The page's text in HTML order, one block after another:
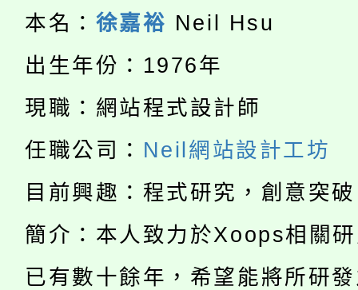
半價優惠，詳情可洽有
者。
份教師增能研習
大溪自造教育及科技中
份教師研習
淨零綠生活教案入校路
會
115年食農教育專業人
程
「本色祭」8/29、30在
場熱烈登場!
8/21下午1時於龍潭區
徵才活動。
YOUNG桃局內行報名
局官網。
8月14至27日，桃園電
本名： 徐嘉裕 Neil Hsu
出生年份：1976年
現職：網站程式設計師
任職公司： Neil網站設計工坊
目前興趣：程式研究，創意突
簡介：本人致力於Xoops相關
已有數十餘年，希望能將所研